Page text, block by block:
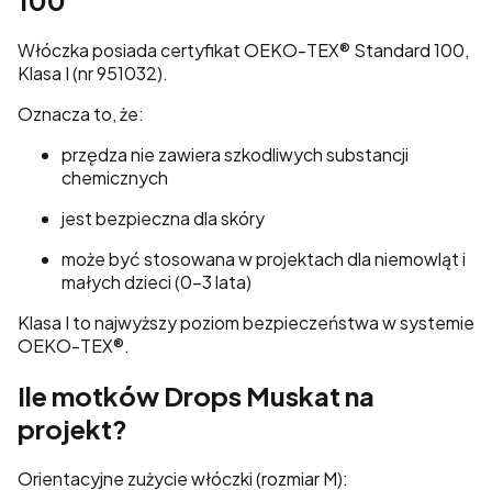
Włóczka posiada certyfikatOEKO-TEX® Standard 100,
Klasa I (nr 951032).
Oznacza to, że:
przędza nie zawiera szkodliwych substancji
chemicznych
jest bezpieczna dla skóry
może być stosowana w projektach dla niemowląt i
małych dzieci (0–3 lata)
Klasa I to najwyższy poziom bezpieczeństwa w systemie
OEKO-TEX®.
Ile motków Drops Muskat na
projekt?
Orientacyjne zużycie włóczki (rozmiar M):